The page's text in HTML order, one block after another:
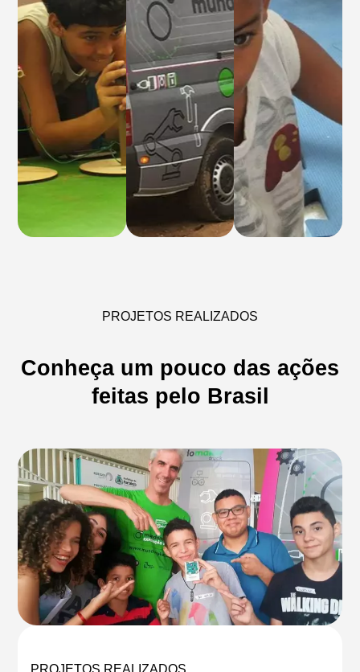
PROJETOS REALIZADOS
Conheça um pouco das ações
feitas pelo Brasil
PROJETOS REALIZADOS